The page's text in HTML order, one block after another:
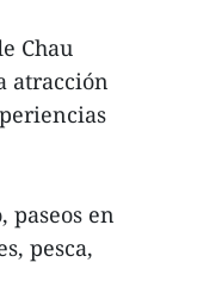
Chau
atracción
paseos en
pesca,